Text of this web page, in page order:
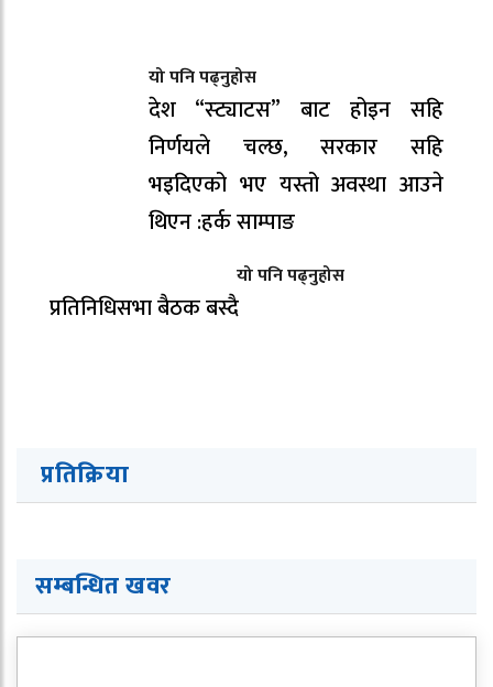
यो पनि पढ्नुहोस
देश “स्ट्याटस” बाट होइन सहि
निर्णयले चल्छ, सरकार सहि
भइदिएको भए यस्तो अवस्था आउने
थिएन :हर्क साम्पाङ
यो पनि पढ्नुहोस
प्रतिनिधिसभा बैठक बस्दै
प्रतिक्रिया
सम्बन्धित खवर